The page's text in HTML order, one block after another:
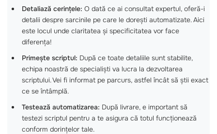
Detaliază cerințele: O dată ce ai consultat expertul, oferă-i
detalii despre sarcinile pe care le dorești automatizate. Aici
este locul unde claritatea și specificitatea vor face
diferența!
Primește scriptul: După ce toate detaliile sunt stabilite,
echipa noastră de specialiști va lucra la dezvoltarea
scriptului. Vei fi informat pe parcurs, astfel încât să știi exact
ce se întâmplă.
Testează automatizarea: După livrare, e important să
testezi scriptul pentru a te asigura că totul funcționează
conform dorințelor tale.